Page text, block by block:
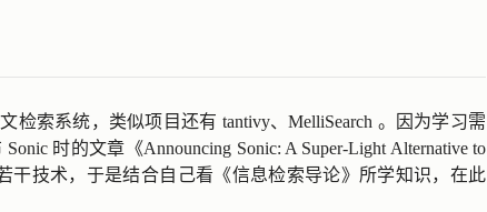
检索系统，类似项目还有 tantivy、MelliSearch 。因为学习需
Sonic 时的文章《Announcing Sonic: A Super-Light Alternative to
干技术，于是结合自己看《信息检索导论》所学知识，在此